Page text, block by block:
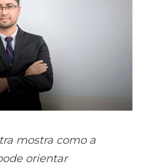
mostra como a
orientar